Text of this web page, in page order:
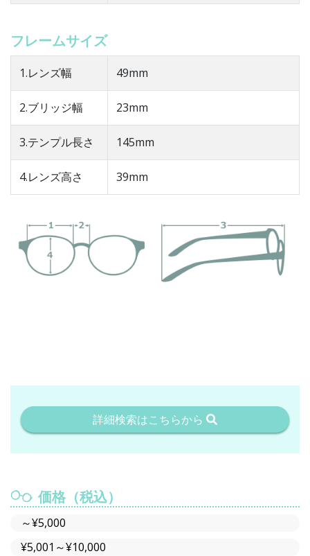
フレームサイズ
1.レンズ幅 49mm
2.ブリッジ幅 23mm
3.テンプル長さ 145mm
4.レンズ高さ 39mm
詳細検索はこちらから
価格（税込）
～¥5,000
¥5,001～¥10,000